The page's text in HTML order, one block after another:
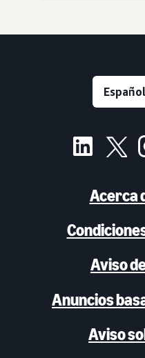
Acerca
Aviso
Anuncios
Aviso